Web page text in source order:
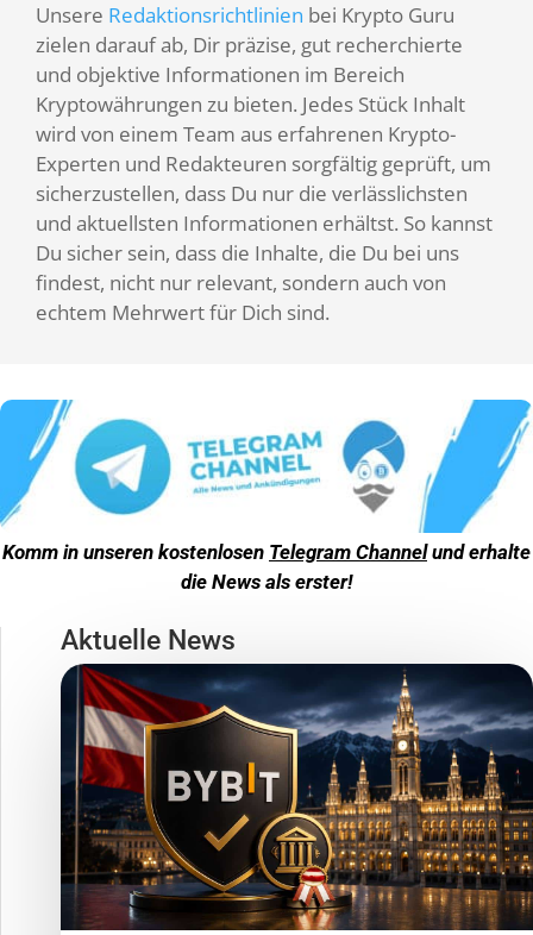
Unsere Redaktionsrichtlinien bei Krypto Guru
zielen darauf ab, Dir präzise, gut recherchierte
und objektive Informationen im Bereich
Kryptowährungen zu bieten. Jedes Stück Inhalt
wird von einem Team aus erfahrenen Krypto-
Experten und Redakteuren sorgfältig geprüft, um
sicherzustellen, dass Du nur die verlässlichsten
und aktuellsten Informationen erhältst. So kannst
Du sicher sein, dass die Inhalte, die Du bei uns
findest, nicht nur relevant, sondern auch von
echtem Mehrwert für Dich sind.
Komm in unseren kostenlosen Telegram Channelund erhalte
die News als erster!
Aktuelle News